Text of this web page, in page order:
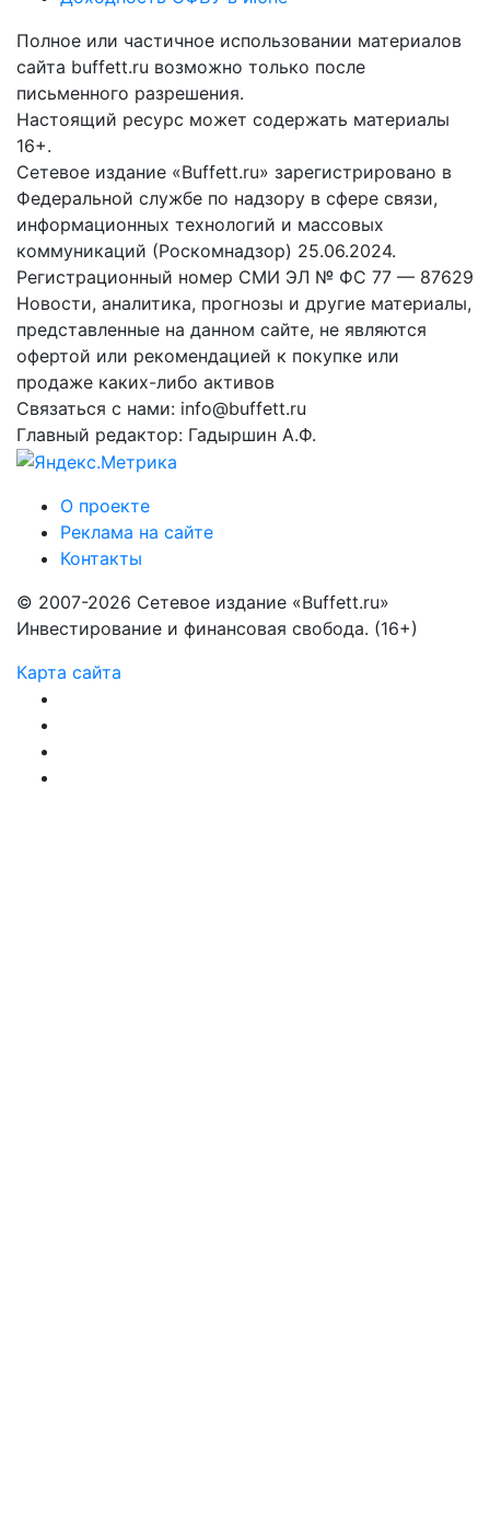
Полное или частичное использовании материалов
сайта buffett.ru возможно только после
письменного разрешения.
Настоящий ресурс может содержать материалы
16+.
Сетевое издание «Buffett.ru» зарегистрировано в
Федеральной службе по надзору в сфере связи,
информационных технологий и массовых
коммуникаций (Роскомнадзор) 25.06.2024.
Регистрационный номер СМИ ЭЛ № ФС 77 — 87629
Новости, аналитика, прогнозы и другие материалы,
представленные на данном сайте, не являются
офертой или рекомендацией к покупке или
продаже каких-либо активов
Связаться с нами: info@buffett.ru
Главный редактор: Гадыршин А.Ф.
О проекте
Реклама на сайте
Контакты
© 2007-2026 Сетевое издание «Buffett.ru»
Инвестирование и финансовая свобода. (16+)
Карта сайта